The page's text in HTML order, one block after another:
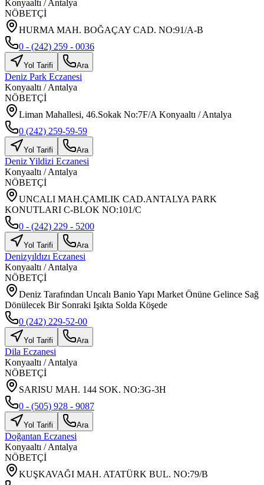
Konyaaltı /Antalya
NÖBETÇİ
HURMA MAH. BOĞAÇAY CAD. NO:91/A-B
0 - (242) 259 - 0036
Yol Tarifi Ara
Deniz Park Eczanesi
Konyaaltı /Antalya
NÖBETÇİ
Liman Mahallesi, 46.Sokak No:7F/A Konyaaltı / Antalya
0 (242) 259-59-59
Yol Tarifi Ara
Deniz Yildizi Eczanesi
Konyaaltı /Antalya
NÖBETÇİ
UNCALI MAH.ÇAMLIK CAD.ANTALYA PARK
KONUTLARI C-BLOK NO:101/C
0 - (242) 229 - 5200
Yol Tarifi Ara
Denizyıldızı Eczanesi
Konyaaltı /Antalya
NÖBETÇİ
Deniz Tarafından Uncalı Banio Yapı Market Önüne Gelince Sağ
Dönülecek Bir Sonraki Işıkta Solda Köşede
0 (242) 229-52-00
Yol Tarifi Ara
Dila Eczanesi
Konyaaltı /Antalya
NÖBETÇİ
SARISU MAH. 144 SOK. NO:3G-3H
0 - (505) 928 - 9087
Yol Tarifi Ara
Doğantan Eczanesi
Konyaaltı /Antalya
NÖBETÇİ
KUŞKAVAĞI MAH. ATATÜRK BUL. NO:79/B